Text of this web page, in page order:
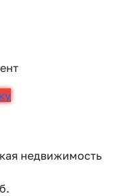
недвижимость